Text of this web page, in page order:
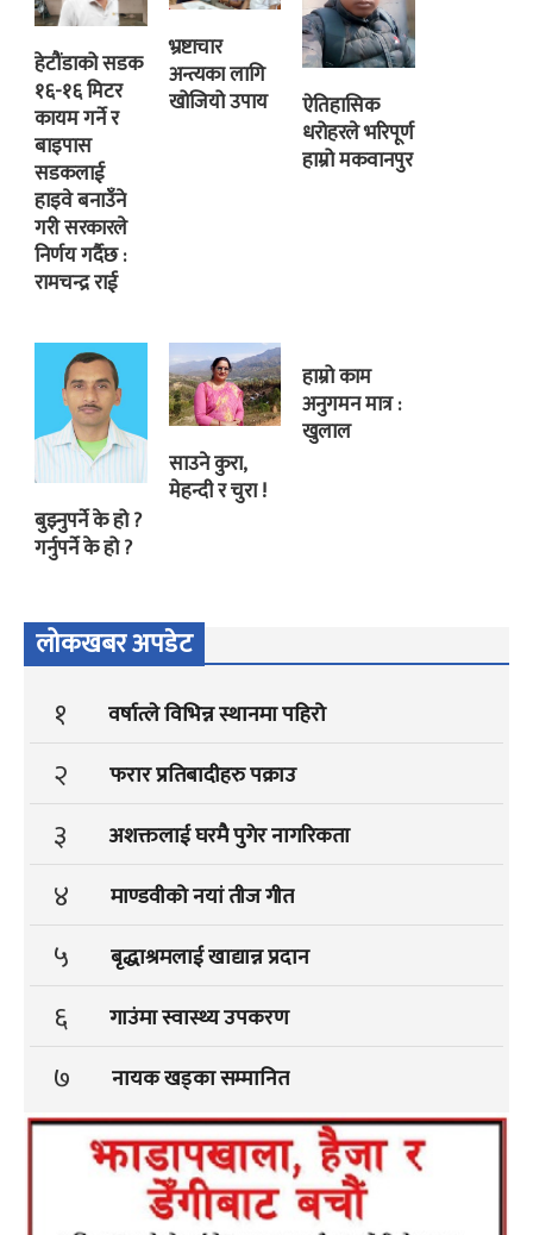
हेटौंडाको सडक
१६-१६ मिटर
कायम गर्ने र
बाइपास
सडकलाई
हाइवे बनाउँने
गरी सरकारले
निर्णय गर्दैछ :
रामचन्द्र राई
भ्रष्टाचार
अन्त्यका लागि
खोजियो उपाय
ऐतिहासिक
धरोहरले भरिपूर्ण
हाम्रो मकवानपुर
बुझ्नुपर्ने के हो ?
गर्नुपर्ने के हो ?
साउने कुरा,
मेहन्दी र चुरा !
हाम्रो काम
अनुगमन मात्र :
खुलाल
लोकखबर अपडेट
१ वर्षात्ले विभिन्न स्थानमा पहिरो
२ फरार प्रतिबादीहरु पक्राउ
३ अशक्तलाई घरमै पुगेर नागरिकता
४ माण्डवीको नयां तीज गीत
५ बृद्धाश्रमलाई खाद्यान्न प्रदान
६ गाउंमा स्वास्थ्य उपकरण
७ नायक खड्का सम्मानित